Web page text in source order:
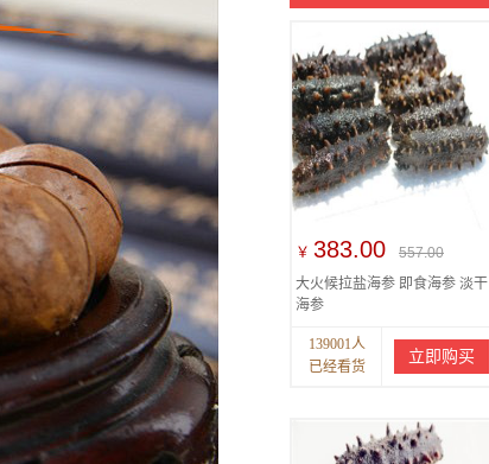
￥ 383.00
557.00
大火候拉盐海参 即食海参 淡干
海参
139001人
已经看货
立即购买